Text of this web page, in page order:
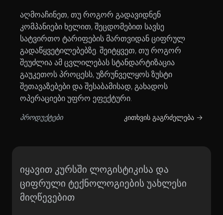
აღმოაჩინეთ, თუ როგორ გადავიდნენ
კომპანიები ხელით, შეცდომებით სავსე
სატვირთო ტარიფების მართვიდან ციფრულ
გადაწყვეტილებებზე. შეიტყვეთ, თუ როგორ
შეუძლია ამ ცვლილებას სტანდარტიზაცია
გაუკეთოს პროცესს, უზრუნველყოს ზუსტი
შეთავაზებები და შესაბამისად, გახადოს
ოპერაციები უფრო ეფექტური.
პროდუქტები კითხვის გაგრძელება →
იყავით კურსში ლოგისტიკისა და
ციფრული ტექნოლოგიების უახლესი
მიღწევებით